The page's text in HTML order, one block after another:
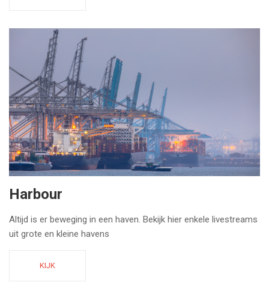
Harbour
Altijd is er beweging in een haven. Bekijk hier enkele livestreams
uit grote en kleine havens
KIJK